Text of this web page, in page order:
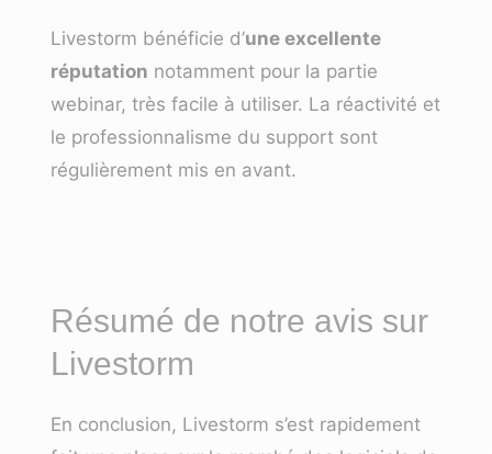
Livestorm bénéficie d’une excellente
réputation notamment pour la partie
webinar, très facile à utiliser. La réactivité et
le professionnalisme du support sont
régulièrement mis en avant.
Résumé de notre avis sur
Livestorm
En conclusion, Livestorm s’est rapidement